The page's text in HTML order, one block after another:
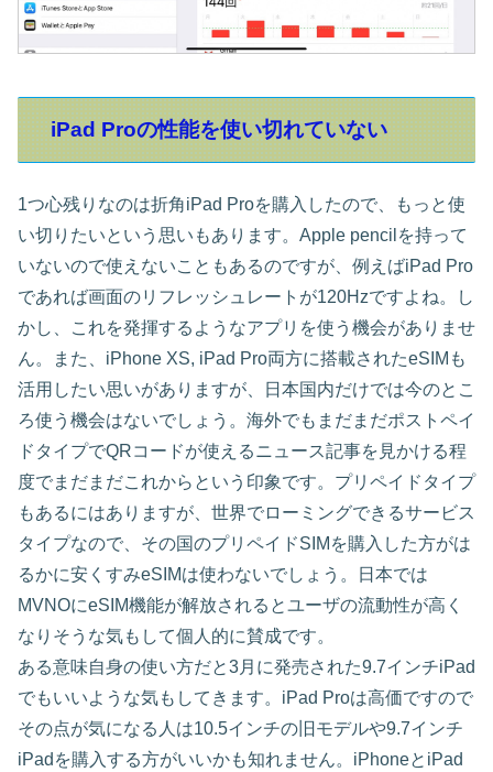
iPad Proの性能を使い切れていない
1つ心残りなのは折角iPad Proを購入したので、もっと使
い切りたいという思いもあります。Apple pencilを持って
いないので使えないこともあるのですが、例えばiPad Pro
であれば画面のリフレッシュレートが120Hzですよね。し
かし、これを発揮するようなアプリを使う機会がありませ
ん。また、iPhone XS, iPad Pro両方に搭載されたeSIMも
活用したい思いがありますが、日本国内だけでは今のとこ
ろ使う機会はないでしょう。海外でもまだまだポストペイ
ドタイプでQRコードが使えるニュース記事を見かける程
度でまだまだこれからという印象です。プリペイドタイプ
もあるにはありますが、世界でローミングできるサービス
タイプなので、その国のプリペイドSIMを購入した方がは
るかに安くすみeSIMは使わないでしょう。日本では
MVNOにeSIM機能が解放されるとユーザの流動性が高く
なりそうな気もして個人的に賛成です。
ある意味自身の使い方だと3月に発売された9.7インチiPad
でもいいような気もしてきます。iPad Proは高価ですので
その点が気になる人は10.5インチの旧モデルや9.7インチ
iPadを購入する方がいいかも知れません。iPhoneとiPad